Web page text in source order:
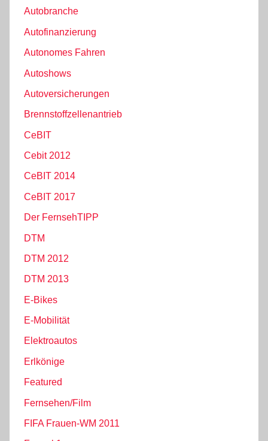
Autobranche
Autofinanzierung
Autonomes Fahren
Autoshows
Autoversicherungen
Brennstoffzellenantrieb
CeBIT
Cebit 2012
CeBIT 2014
CeBIT 2017
Der FernsehTIPP
DTM
DTM 2012
DTM 2013
E-Bikes
E-Mobilität
Elektroautos
Erlkönige
Featured
Fernsehen/Film
FIFA Frauen-WM 2011